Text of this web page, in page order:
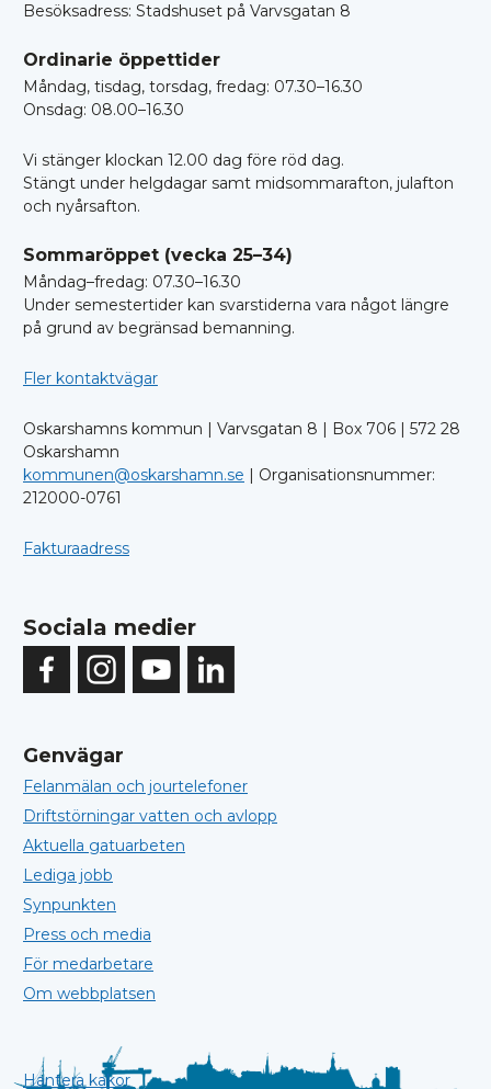
Besöksadress: Stadshuset på Varvsgatan 8
Ordinarie öppettider
Måndag, tisdag, torsdag, fredag: 07.30–16.30
Onsdag: 08.00–16.30
Vi stänger klockan 12.00 dag före röd dag.
Stängt under helgdagar samt midsommarafton, julafton
och nyårsafton.
Sommaröppet (vecka 25–34)
Måndag–fredag: 07.30–16.30
Under semestertider kan svarstiderna vara något längre
på grund av begränsad bemanning.
Fler kontaktvägar
Oskarshamns kommun | Varvsgatan 8 | Box 706 | 572 28
Oskarshamn
kommunen@oskarshamn.se | Organisationsnummer:
212000-0761
Fakturaadress
Sociala medier
Genvägar
Felanmälan och jourtelefoner
Driftstörningar vatten och avlopp
Aktuella gatuarbeten
Lediga jobb
Synpunkten
Press och media
För medarbetare
Om webbplatsen
Hantera kakor